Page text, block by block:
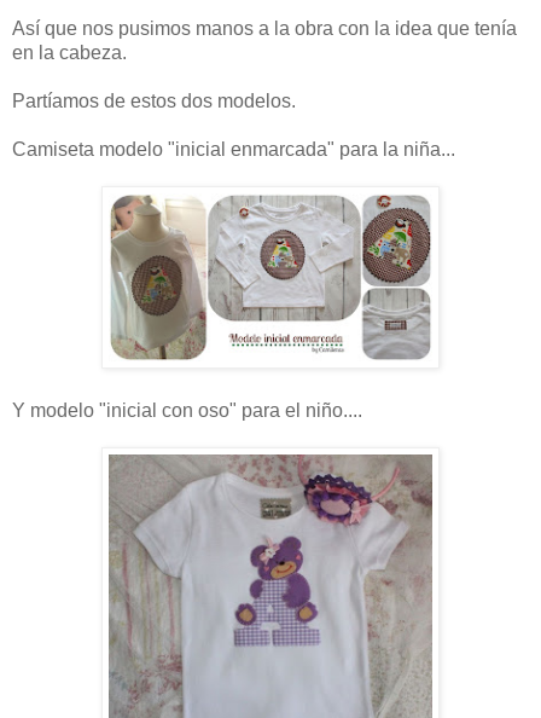
Así que nos pusimos manos a la obra con la idea que tenía
en la cabeza.
Partíamos de estos dos modelos.
Camiseta modelo "inicial enmarcada" para la niña...
Y modelo "inicial con oso" para el niño....